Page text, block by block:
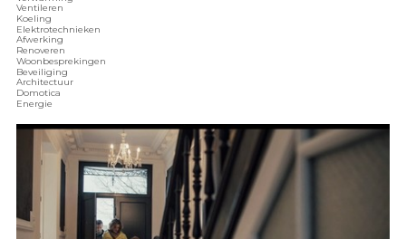
Ventileren
Koeling
Elektrotechnieken
Afwerking
Renoveren
Woonbesprekingen
Beveiliging
Architectuur
Domotica
Energie